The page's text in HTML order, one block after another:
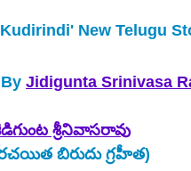
New Telugu
Jidigunta Srinivasa
శ్రీనివాసరావు
బిరుదు గ్రహీత)